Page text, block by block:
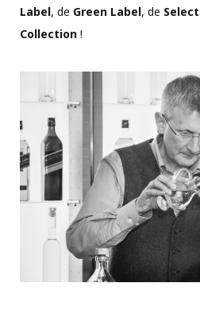
Label, de Green Label, de
Collection !